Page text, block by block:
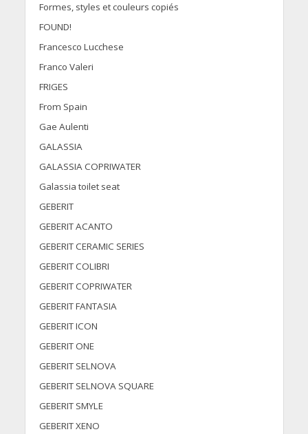
Formes, styles et couleurs copiés
FOUND!
Francesco Lucchese
Franco Valeri
FRIGES
From Spain
Gae Aulenti
GALASSIA
GALASSIA COPRIWATER
Galassia toilet seat
GEBERIT
GEBERIT ACANTO
GEBERIT CERAMIC SERIES
GEBERIT COLIBRI
GEBERIT COPRIWATER
GEBERIT FANTASIA
GEBERIT ICON
GEBERIT ONE
GEBERIT SELNOVA
GEBERIT SELNOVA SQUARE
GEBERIT SMYLE
GEBERIT XENO